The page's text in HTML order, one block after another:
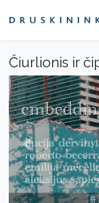
Čiurlionis ir
Previous